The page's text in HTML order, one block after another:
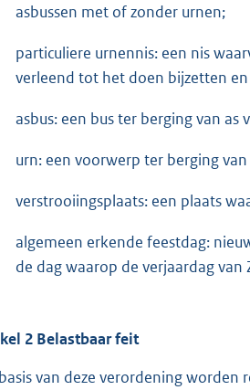
asbussen met of zonder urnen;
particuliere urnennis: een nis
verleend tot het doen bijzetten
asbus: een bus ter berging van as
urn: een voorwerp ter berging
verstrooiingsplaats: een plaats
algemeen erkende feestdag:
de dag waarop de verjaardag
2 Belastbaar feit
van deze verordening